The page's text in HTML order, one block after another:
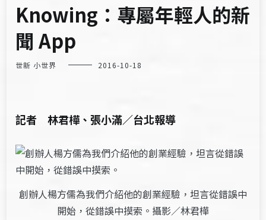
Knowing：專屬年輕人的新
聞 App
世新 小世界 2016-10-18
記者 林君樺、張小滿／台北報導
創辦人楊方儒為我們介紹他的創業經驗，坦言從錯誤中
開始，從錯誤中摸索。攝影／林君樺